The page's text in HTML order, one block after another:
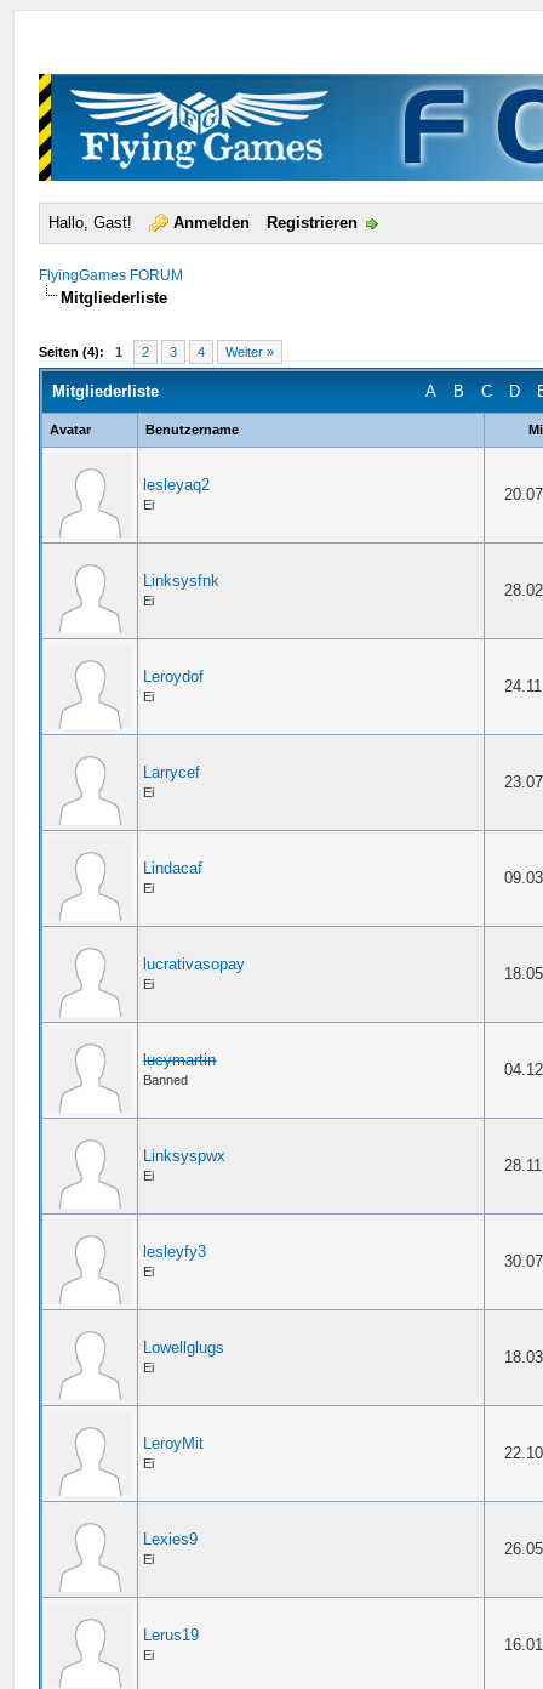
Hallo, Gast! Anmelden Registrieren
FlyingGames FORUM
Mitgliederliste
Seiten (4): 1 2 3 4 Weiter »
A B C D
Mitgliederliste
Avatar Benutzername
lesleyaq2
Ei
Linksysfnk
Ei
Leroydof
Ei
Larrycef
Ei
Lindacaf
Ei
lucrativasopay
Ei
lucymartin
Banned
Linksyspwx
Ei
lesleyfy3
Ei
Lowellglugs
Ei
LeroyMit
Ei
Lexies9
Ei
Lerus19
Ei